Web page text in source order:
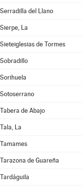
Serradilla del Llano
Sierpe, La
Sieteiglesias de Tormes
Sobradillo
Sorihuela
Sotoserrano
Tabera de Abajo
Tala, La
Tamames
Tarazona de Guareña
Tardáguila